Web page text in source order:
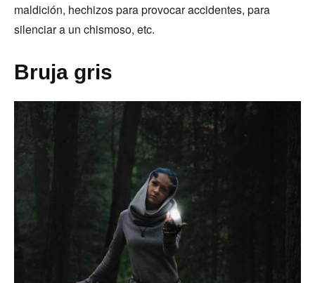
maldición, hechizos para provocar accidentes, para
silenciar a un chismoso, etc.
Bruja gris